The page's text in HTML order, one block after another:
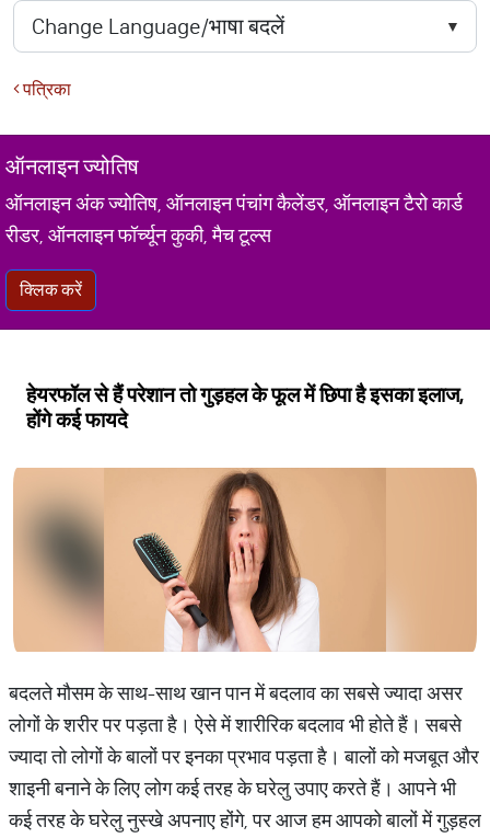
पत्रिका
ऑनलाइन ज्योतिष
ऑनलाइन अंक ज्योतिष, ऑनलाइन पंचांग कैलेंडर, ऑनलाइन टैरो कार्ड
रीडर, ऑनलाइन फॉर्च्यून कुकी, मैच टूल्स
क्लिक करें
हेयरफॉल से हैं परेशान तो गुड़हल के फूल में छिपा है इसका इलाज,
होंगे कई फायदे
बदलते मौसम के साथ-साथ खान पान में बदलाव का सबसे ज्यादा असर
लोगों के शरीर पर पड़ता है। ऐसे में शारीरिक बदलाव भी होते हैं। सबसे
ज्यादा तो लोगों के बालों पर इनका प्रभाव पड़ता है। बालों को मजबूत और
शाइनी बनाने के लिए लोग कई तरह के घरेलु उपाए करते हैं। आपने भी
कई तरह के घरेलु नुस्खे अपनाए होंगे, पर आज हम आपको बालों में गुड़हल